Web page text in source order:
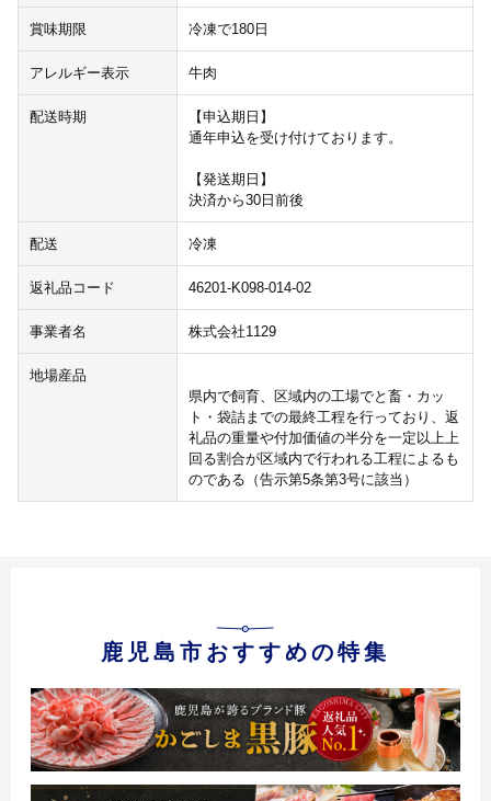
賞味期限 冷凍で180日
アレルギー表示 牛肉
配送時期
【申込期日】
通年申込を受け付けております。
【発送期日】
決済から30日前後
配送 冷凍
返礼品コード 46201-K098-014-02
事業者名 株式会社1129
地場産品
県内で飼育、区域内の工場でと畜・カッ
ト・袋詰までの最終工程を行っており、返
礼品の重量や付加価値の半分を一定以上上
回る割合が区域内で行われる工程によるも
のである（告示第5条第3号に該当）
鹿児島市おすすめの特集